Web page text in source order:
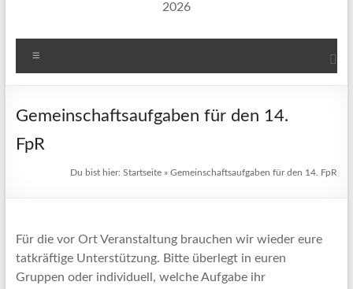
2026
Gemeinschaftsaufgaben für den 14.
FpR
Du bist hier:Startseite »Gemeinschaftsaufgaben für den 14. FpR
Für die vor Ort Veranstaltung brauchen wir wieder eure
tatkräftige Unterstützung. Bitte überlegt in euren
Gruppen oder individuell, welche Aufgabe ihr